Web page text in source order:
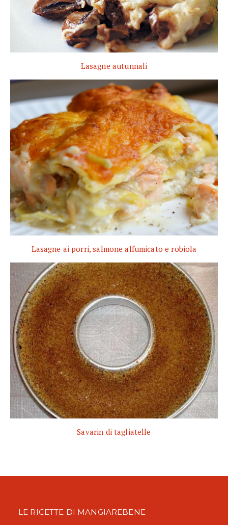
Lasagne autunnali
Lasagne ai porri, salmone affumicato e robiola
Savarin di tagliatelle
LE RICETTE DI MANGIAREBENE